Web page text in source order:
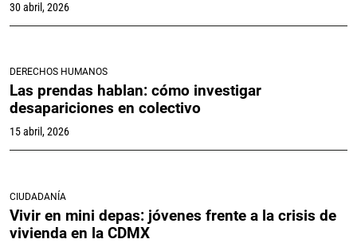
30 abril, 2026
DERECHOS HUMANOS
Las prendas hablan: cómo investigar
desapariciones en colectivo
15 abril, 2026
CIUDADANÍA
Vivir en mini depas: jóvenes frente a la crisis de
vivienda en la CDMX